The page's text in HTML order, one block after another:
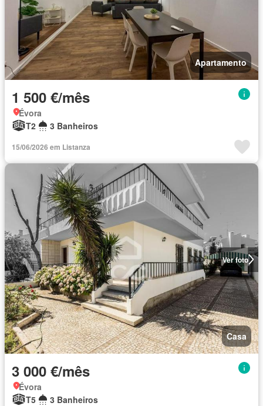
Apartamento
1 500 €/mês
Évora
T2
3 Banheiros
15/06/2026 em Listanza
Ver foto
Casa
3 000 €/mês
Évora
T5
3 Banheiros